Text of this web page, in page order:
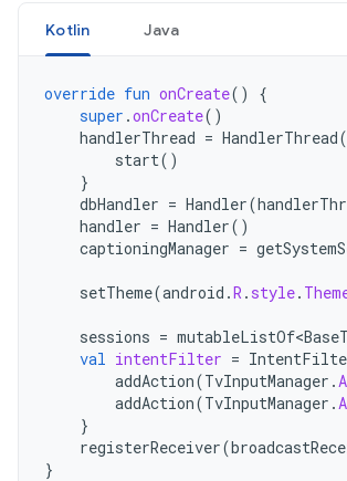
Kotlin Java
override fun onCreate()
{
super .onCreate()
handlerThread = HandlerThread(
start()
}
dbHandler = Handler(
handler = Handler()
captioningManager =
setTheme(android .R . style.
sessions =
val intentFilter =
addAction(TvInputManager .
addAction(TvInputManager .
}
registerReceiver(
}